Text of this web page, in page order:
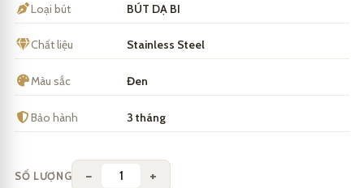
Loại bút BÚT DẠ BI
Chất liệu Stainless Steel
Màu sắc Đen
Bảo hành 3 tháng
SỐ LƯỢNG − +